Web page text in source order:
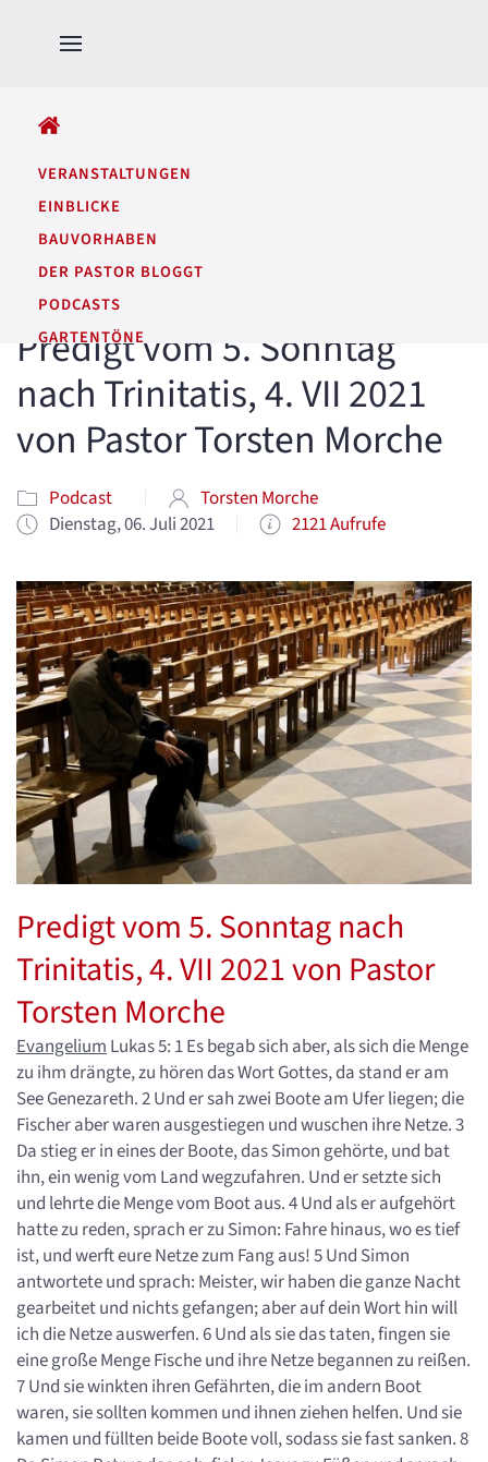
VERANSTALTUNGEN
EINBLICKE
BAUVORHABEN
DER PASTOR BLOGGT
PODCASTS
GARTENTÖNE
Predigt vom 5. Sonntag
nach Trinitatis, 4. VII 2021
von Pastor Torsten Morche
Podcast
Torsten Morche
Dienstag, 06. Juli 2021
2121 Aufrufe
Predigt vom 5. Sonntag nach
Trinitatis, 4. VII 2021 von Pastor
Torsten Morche
Evangelium Lukas 5: 1 Es begab sich aber, als sich die Menge
zu ihm drängte, zu hören das Wort Gottes, da stand er am
See Genezareth. 2 Und er sah zwei Boote am Ufer liegen; die
Fischer aber waren ausgestiegen und wuschen ihre Netze. 3
Da stieg er in eines der Boote, das Simon gehörte, und bat
ihn, ein wenig vom Land wegzufahren. Und er setzte sich
und lehrte die Menge vom Boot aus. 4 Und als er aufgehört
hatte zu reden, sprach er zu Simon: Fahre hinaus, wo es tief
ist, und werft eure Netze zum Fang aus! 5 Und Simon
antwortete und sprach: Meister, wir haben die ganze Nacht
gearbeitet und nichts gefangen; aber auf dein Wort hin will
ich die Netze auswerfen. 6 Und als sie das taten, fingen sie
eine große Menge Fische und ihre Netze begannen zu reißen.
7 Und sie winkten ihren Gefährten, die im andern Boot
waren, sie sollten kommen und ihnen ziehen helfen. Und sie
kamen und füllten beide Boote voll, sodass sie fast sanken. 8